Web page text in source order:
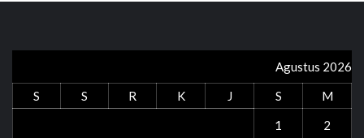
Agustus 2026
S
S R K J S
M
1
2